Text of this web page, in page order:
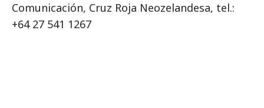
Comunicación, Cruz Roja Neozelandesa, tel.:
+64 27 541 1267